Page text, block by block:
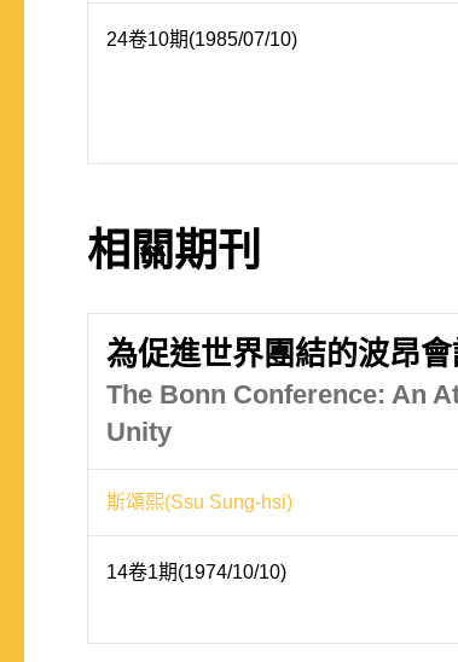
24卷10期(1985/07/10)
相關期刊
為促進世界團結的波昂
The Bonn Conference: An
Unity
斯頌熙(Ssu Sung-hsi)
14卷1期(1974/10/10)